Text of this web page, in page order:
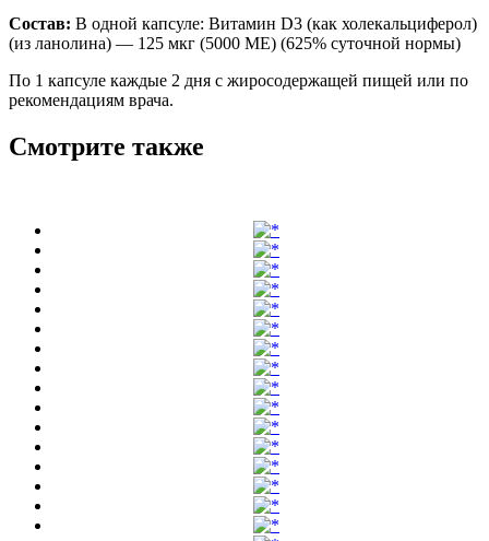
Состав: В одной капсуле: Витамин D3 (как холекальциферол)
(из ланолина) — 125 мкг (5000 МЕ) (625% суточной нормы)
По 1 капсуле каждые 2 дня с жиросодержащей пищей или по
рекомендациям врача.
Смотрите также